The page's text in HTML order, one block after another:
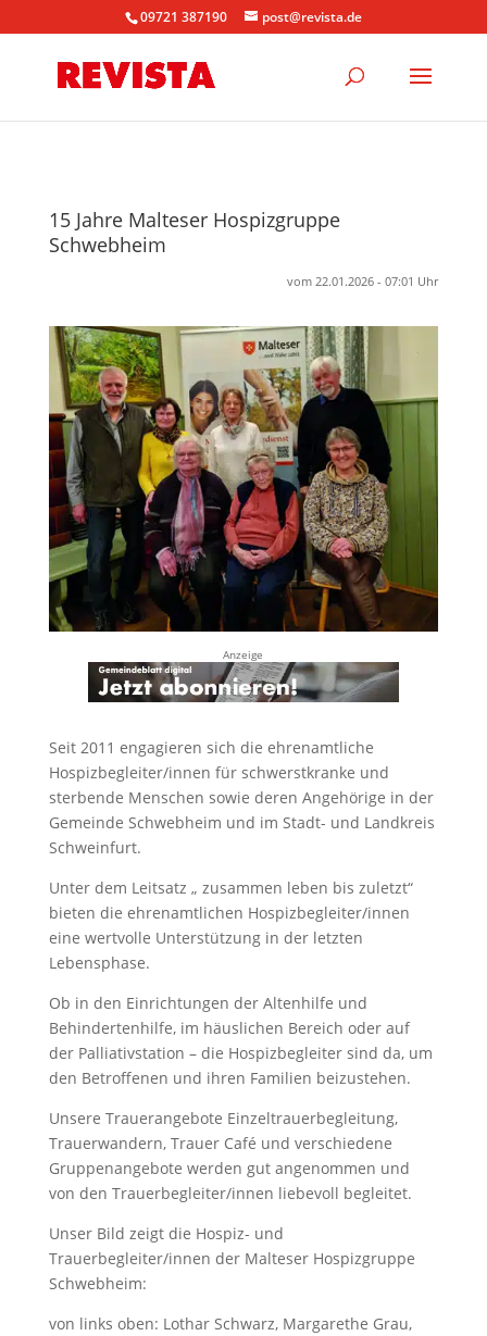
09721 387190 post@revista.de
15 Jahre Malteser Hospizgruppe
Schwebheim
vom 22.01.2026 - 07:01 Uhr
Anzeige
Seit 2011 engagieren sich die ehrenamtliche
Hospizbegleiter/innen für schwerstkranke und
sterbende Menschen sowie deren Angehörige in der
Gemeinde Schwebheim und im Stadt- und Landkreis
Schweinfurt.
Unter dem Leitsatz „ zusammen leben bis zuletzt“
bieten die ehrenamtlichen Hospizbegleiter/innen
eine wertvolle Unterstützung in der letzten
Lebensphase.
Ob in den Einrichtungen der Altenhilfe und
Behindertenhilfe, im häuslichen Bereich oder auf
der Palliativstation – die Hospizbegleiter sind da, um
den Betroffenen und ihren Familien beizustehen.
Unsere Trauerangebote Einzeltrauerbegleitung,
Trauerwandern, Trauer Café und verschiedene
Gruppenangebote werden gut angenommen und
von den Trauerbegleiter/innen liebevoll begleitet.
Unser Bild zeigt die Hospiz- und
Trauerbegleiter/innen der Malteser Hospizgruppe
Schwebheim:
von links oben: Lothar Schwarz, Margarethe Grau,